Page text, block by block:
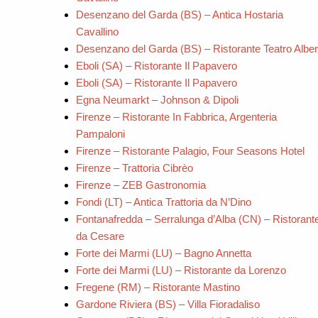
Desenzano del Garda (BS) – Antica Hostaria
Cavallino
Desenzano del Garda (BS) – Ristorante Teatro
Eboli (SA) – Ristorante Il Papavero
Eboli (SA) – Ristorante Il Papavero
Egna Neumarkt – Johnson & Dipoli
Firenze – Ristorante In Fabbrica, Argenteria
Pampaloni
Firenze – Ristorante Palagio, Four Seasons Hotel
Firenze – Trattoria Cibrèo
Firenze – ZEB Gastronomia
Fondi (LT) – Antica Trattoria da N’Dino
Fontanafredda – Serralunga d’Alba (CN) –
da Cesare
Forte dei Marmi (LU) – Bagno Annetta
Forte dei Marmi (LU) – Ristorante da Lorenzo
Fregene (RM) – Ristorante Mastino
Gardone Riviera (BS) – Villa Fioradaliso